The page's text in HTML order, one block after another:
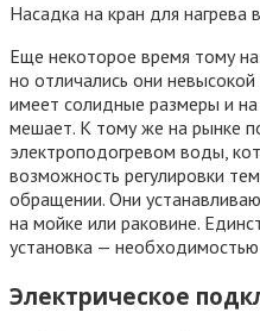
Насадка на кран для нагрева
Еще некоторое время тому
но отличались они
имеет солидные размеры и
мешает. К тому же на рынке
электроподогревом воды,
возможность регулировки
обращении. Они
на мойке или раковине.
установка —
Электрическое